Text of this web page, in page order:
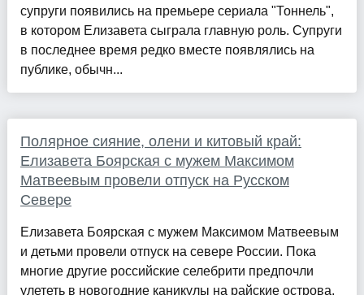
супруги появились на премьере сериала "Тоннель",
в котором Елизавета сыграла главную роль. Супруги
в последнее время редко вместе появлялись на
публике, обычн...
Полярное сияние, олени и китовый край:
Елизавета Боярская с мужем Максимом
Матвеевым провели отпуск на Русском
Севере
Елизавета Боярская с мужем Максимом Матвеевым
и детьми провели отпуск на севере России. Пока
многие другие российские селебрити предпочли
улететь в новогодние каникулы на райские острова,